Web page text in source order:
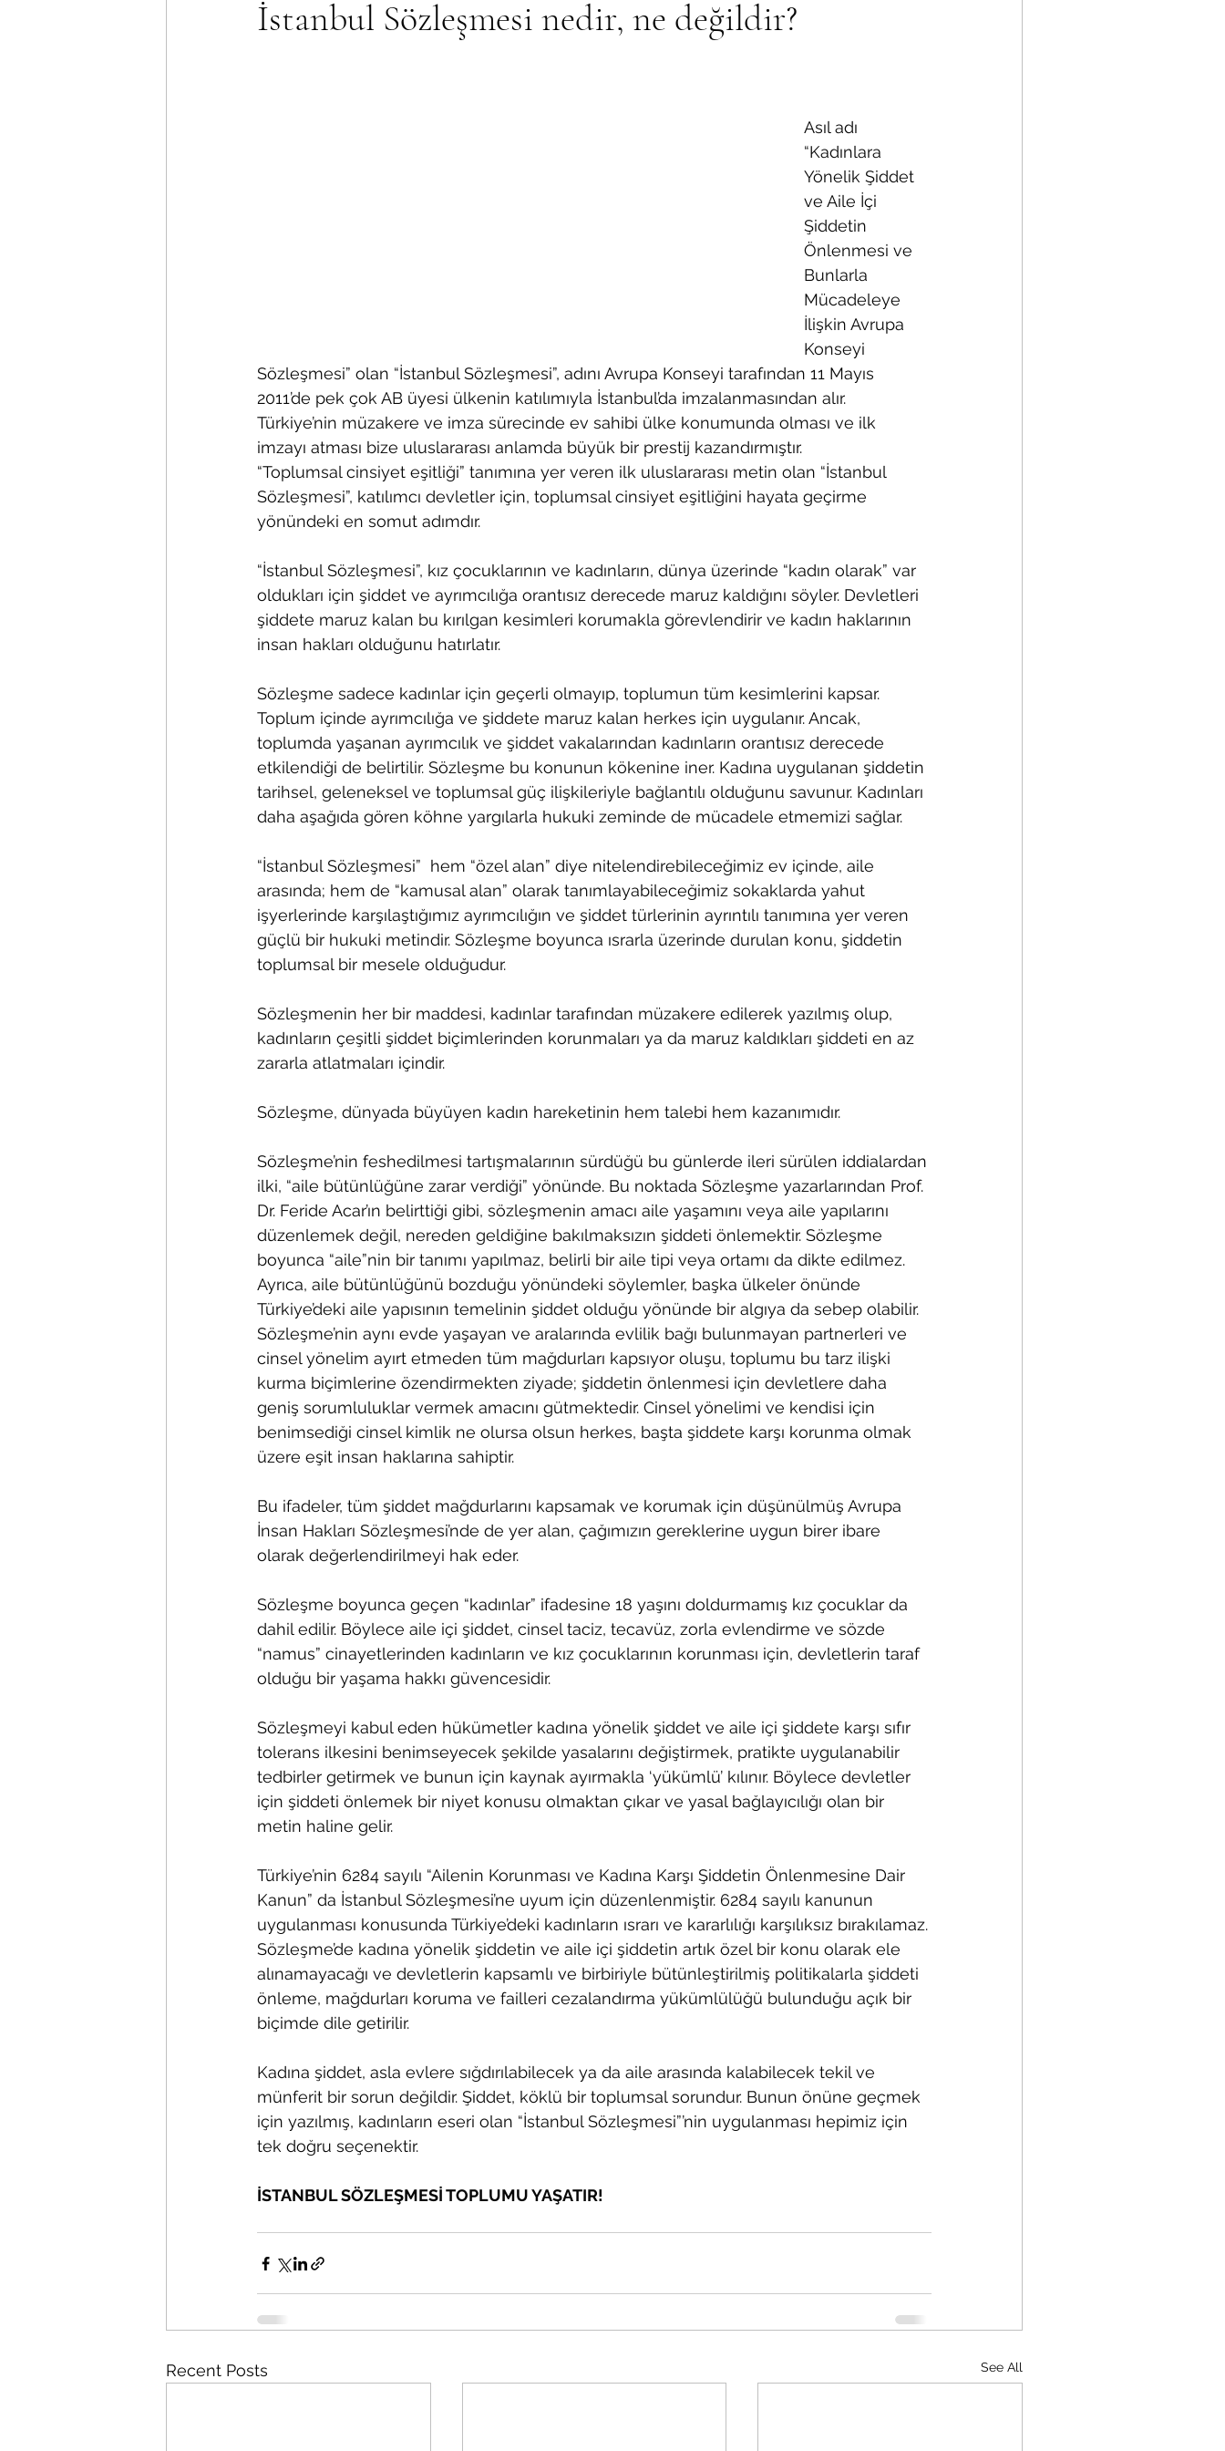
İstanbul Sözleşmesi nedir, ne değildir?
Asıl adı
“Kadınlara
Yönelik Şiddet
ve Aile İçi
Şiddetin
Önlenmesi ve
Bunlarla
Mücadeleye
İlişkin Avrupa
Konseyi
Sözleşmesi” olan “İstanbul Sözleşmesi”, adını Avrupa Konseyi tarafından 11 Mayıs
2011’de pek çok AB üyesi ülkenin katılımıyla İstanbul’da imzalanmasından alır.
Türkiye’nin müzakere ve imza sürecinde ev sahibi ülke konumunda olması ve ilk
imzayı atması bize uluslararası anlamda büyük bir prestij kazandırmıştır.
“Toplumsal cinsiyet eşitliği” tanımına yer veren ilk uluslararası metin olan “İstanbul
Sözleşmesi”, katılımcı devletler için, toplumsal cinsiyet eşitliğini hayata geçirme
yönündeki en somut adımdır.
“İstanbul Sözleşmesi”, kız çocuklarının ve kadınların, dünya üzerinde “kadın olarak” var
oldukları için şiddet ve ayrımcılığa orantısız derecede maruz kaldığını söyler. Devletleri
şiddete maruz kalan bu kırılgan kesimleri korumakla görevlendirir ve kadın haklarının
insan hakları olduğunu hatırlatır.
Sözleşme sadece kadınlar için geçerli olmayıp, toplumun tüm kesimlerini kapsar.
Toplum içinde ayrımcılığa ve şiddete maruz kalan herkes için uygulanır. Ancak,
toplumda yaşanan ayrımcılık ve şiddet vakalarından kadınların orantısız derecede
etkilendiği de belirtilir. Sözleşme bu konunun kökenine iner. Kadına uygulanan şiddetin
tarihsel, geleneksel ve toplumsal güç ilişkileriyle bağlantılı olduğunu savunur. Kadınları
daha aşağıda gören köhne yargılarla hukuki zeminde de mücadele etmemizi sağlar.
“İstanbul Sözleşmesi”  hem “özel alan” diye nitelendirebileceğimiz ev içinde, aile
arasında; hem de “kamusal alan” olarak tanımlayabileceğimiz sokaklarda yahut
işyerlerinde karşılaştığımız ayrımcılığın ve şiddet türlerinin ayrıntılı tanımına yer veren
güçlü bir hukuki metindir. Sözleşme boyunca ısrarla üzerinde durulan konu, şiddetin
toplumsal bir mesele olduğudur.
Sözleşmenin her bir maddesi, kadınlar tarafından müzakere edilerek yazılmış olup,
kadınların çeşitli şiddet biçimlerinden korunmaları ya da maruz kaldıkları şiddeti en az
zararla atlatmaları içindir.
Sözleşme, dünyada büyüyen kadın hareketinin hem talebi hem kazanımıdır.
Sözleşme’nin feshedilmesi tartışmalarının sürdüğü bu günlerde ileri sürülen iddialardan
ilki, “aile bütünlüğüne zarar verdiği” yönünde. Bu noktada Sözleşme yazarlarından Prof.
Dr. Feride Acar’ın belirttiği gibi, sözleşmenin amacı aile yaşamını veya aile yapılarını
düzenlemek değil, nereden geldiğine bakılmaksızın şiddeti önlemektir. Sözleşme
boyunca “aile”nin bir tanımı yapılmaz, belirli bir aile tipi veya ortamı da dikte edilmez.
Ayrıca, aile bütünlüğünü bozduğu yönündeki söylemler, başka ülkeler önünde
Türkiye’deki aile yapısının temelinin şiddet olduğu yönünde bir algıya da sebep olabilir.
Sözleşme’nin aynı evde yaşayan ve aralarında evlilik bağı bulunmayan partnerleri ve
cinsel yönelim ayırt etmeden tüm mağdurları kapsıyor oluşu, toplumu bu tarz ilişki
kurma biçimlerine özendirmekten ziyade; şiddetin önlenmesi için devletlere daha
geniş sorumluluklar vermek amacını gütmektedir. Cinsel yönelimi ve kendisi için
benimsediği cinsel kimlik ne olursa olsun herkes, başta şiddete karşı korunma olmak
üzere eşit insan haklarına sahiptir.
Bu ifadeler, tüm şiddet mağdurlarını kapsamak ve korumak için düşünülmüş Avrupa
İnsan Hakları Sözleşmesi’nde de yer alan, çağımızın gereklerine uygun birer ibare
olarak değerlendirilmeyi hak eder.
Sözleşme boyunca geçen “kadınlar” ifadesine 18 yaşını doldurmamış kız çocuklar da
dahil edilir. Böylece aile içi şiddet, cinsel taciz, tecavüz, zorla evlendirme ve sözde
“namus” cinayetlerinden kadınların ve kız çocuklarının korunması için, devletlerin taraf
olduğu bir yaşama hakkı güvencesidir.
Sözleşmeyi kabul eden hükümetler kadına yönelik şiddet ve aile içi şiddete karşı sıfır
tolerans ilkesini benimseyecek şekilde yasalarını değiştirmek, pratikte uygulanabilir
tedbirler getirmek ve bunun için kaynak ayırmakla ‘yükümlü’ kılınır. Böylece devletler
için şiddeti önlemek bir niyet konusu olmaktan çıkar ve yasal bağlayıcılığı olan bir
metin haline gelir.
Türkiye’nin 6284 sayılı “Ailenin Korunması ve Kadına Karşı Şiddetin Önlenmesine Dair
Kanun” da İstanbul Sözleşmesi’ne uyum için düzenlenmiştir. 6284 sayılı kanunun
uygulanması konusunda Türkiye’deki kadınların ısrarı ve kararlılığı karşılıksız bırakılamaz.
Sözleşme’de kadına yönelik şiddetin ve aile içi şiddetin artık özel bir konu olarak ele
alınamayacağı ve devletlerin kapsamlı ve birbiriyle bütünleştirilmiş politikalarla şiddeti
önleme, mağdurları koruma ve failleri cezalandırma yükümlülüğü bulunduğu açık bir
biçimde dile getirilir.
Kadına şiddet, asla evlere sığdırılabilecek ya da aile arasında kalabilecek tekil ve
münferit bir sorun değildir. Şiddet, köklü bir toplumsal sorundur. Bunun önüne geçmek
için yazılmış, kadınların eseri olan “İstanbul Sözleşmesi”’nin uygulanması hepimiz için
tek doğru seçenektir.
İSTANBUL SÖZLEŞMESİ TOPLUMU YAŞATIR!
Recent Posts See All